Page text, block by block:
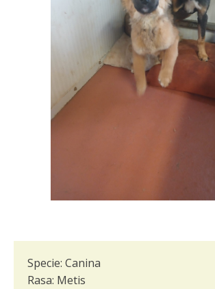
Specie: Canina
Rasa: Metis